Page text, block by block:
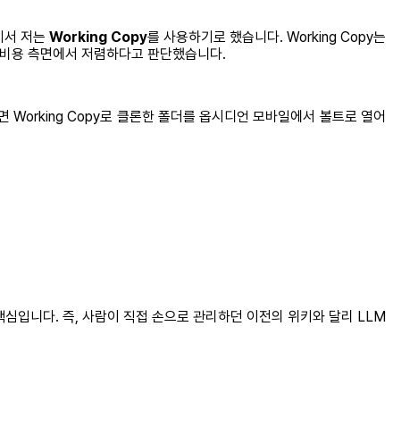
저는 Working Copy를 사용하기로 했습니다. Working Copy는
측면에서 저렴하다고 판단했습니다.
Copy로 클론한 폴더를 옵시디언 모바일에서 볼트로 열어
입니다. 즉, 사람이 직접 손으로 관리하던 이전의 위키와 달리 LLM